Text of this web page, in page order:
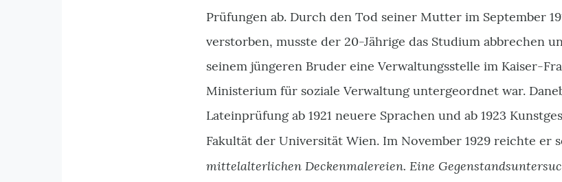
Prüfungen ab. Durch den Tod seiner Mutter im September
verstorben, musste der 20-Jährige das Studium abbrechen
seinem jüngeren Bruder eine Verwaltungsstelle im Kaiser-
Ministerium für soziale Verwaltung untergeordnet war.
Lateinprüfung ab 1921 neuere Sprachen und ab 1923
Fakultät der Universität Wien. Im November 1929 reichte er
mittelalterlichen Deckenmalereien. Eine